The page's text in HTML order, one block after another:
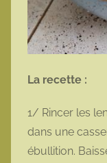
La recette :
1/ Rincer les
dans une
ébullition.